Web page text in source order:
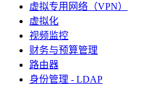
虚拟专用网络（VPN）
虚拟化
视频监控
财务与预算管理
路由器
身份管理 - LDAP